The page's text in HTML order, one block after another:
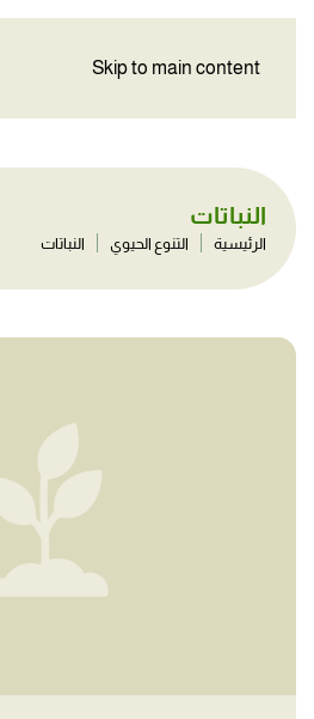
Skip to main content
النباتات
الرئيسية التنوع الحيوي النباتات